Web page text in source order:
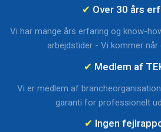
✔ Over 30 års
Vi har mange års erfaring og know-
arbejdstider - Vi kommer når
✔ Medlem af
Vi er medlem af
garanti for professionelt
✔ Ingen